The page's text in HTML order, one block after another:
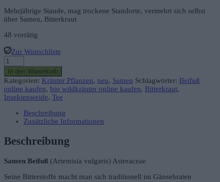
Mehrjährige Staude, mag trockene Standorte, vermehrt sich selbst
über Samen, Bitterkraut
48 vorrätig
Zur Wunschliste
Samen
Beifuß
Bio
Menge
In den Warenkorb
Kategorien: Kräuter Pflanzen, neu, Samen Schlagwörter: Beifuß
online kaufen, bio wildkräuter online kaufen, Bitterkraut,
Insektenweide, Tee
Beschreibung
Zusätzliche Informationen
Beschreibung
Samen Beifuß (Artemisia vulgaris) Asteraceae
Seine Bitterstoffe macht man sich traditionell im Gänsebraten